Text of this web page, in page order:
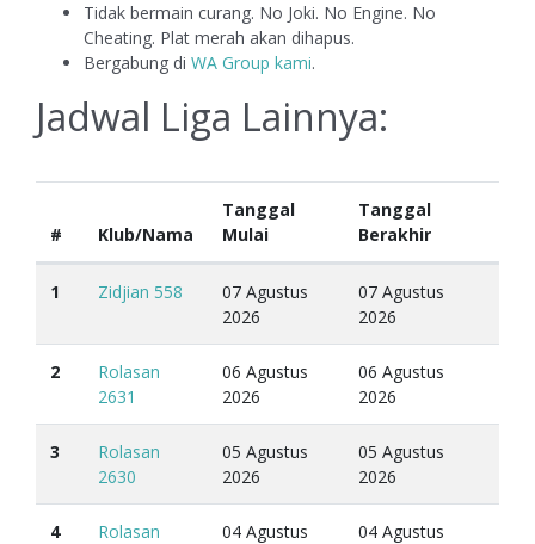
Tidak bermain curang. No Joki. No Engine. No
Cheating. Plat merah akan dihapus.
Bergabung di WA Group kami.
Jadwal Liga Lainnya:
# Klub/Nama
Tanggal
Mulai
Tanggal
Berakhir
1 Zidjian 558
07 Agustus
2026
07 Agustus
2026
2
Rolasan
2631
06 Agustus
2026
06 Agustus
2026
3
Rolasan
2630
05 Agustus
2026
05 Agustus
2026
4
Rolasan
04 Agustus
04 Agustus